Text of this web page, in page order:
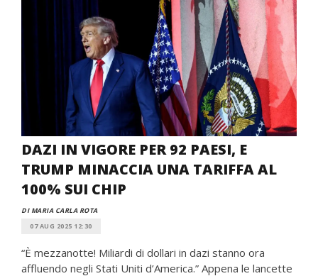
DAZI IN VIGORE PER 92 PAESI, E
TRUMP MINACCIA UNA TARIFFA AL
100% SUI CHIP
DI MARIA CARLA ROTA
07 AUG 2025 12:30
“È mezzanotte! Miliardi di dollari in dazi stanno ora
affluendo negli Stati Uniti d’America.” Appena le lancette